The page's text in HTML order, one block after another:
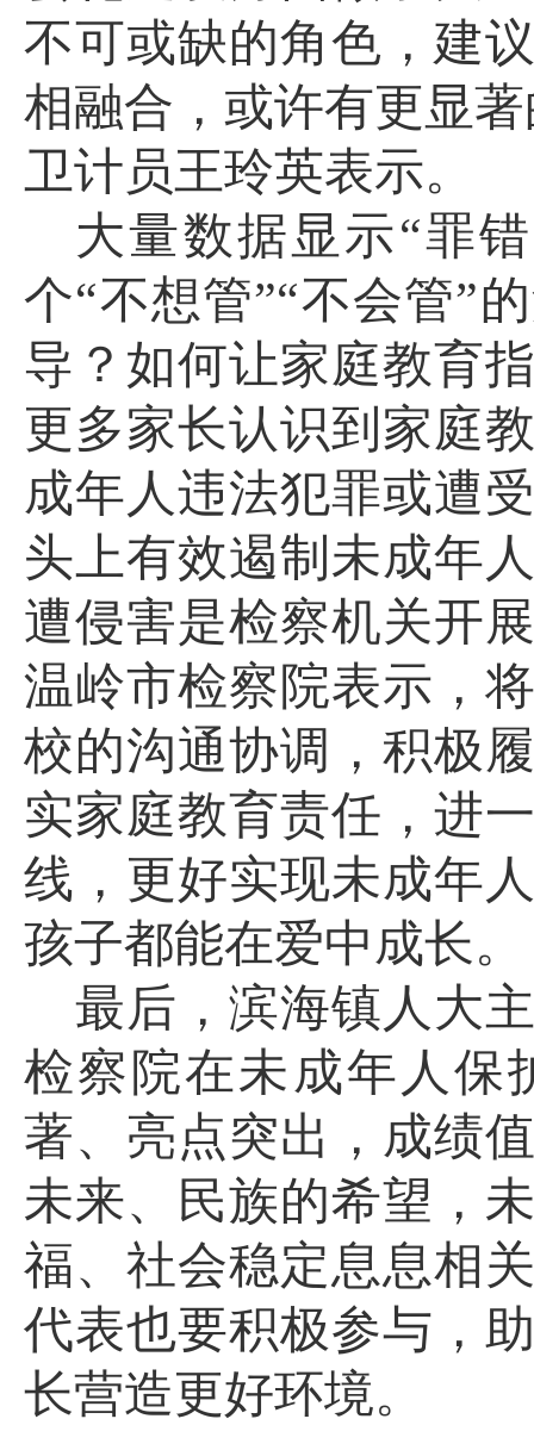
不可或缺的角色，建
相融合，或许有更显
卫计员王玲英表示。
大量数据显示“罪
个“不想管”“不会管”
导？如何让家庭教育
更多家长认识到家庭
成年人违法犯罪或遭
头上有效遏制未成年
遭侵害是检察机关开
温岭市检察院表示，
校的沟通协调，积极
实家庭教育责任，进
线，更好实现未成年
孩子都能在爱中成长。
最后，滨海镇人大
检察院在未成年人保
著、亮点突出，成绩
未来、民族的希望，
福、社会稳定息息相
代表也要积极参与，
长营造更好环境。